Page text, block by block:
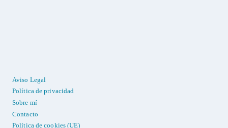
Aviso Legal
Política de privacidad
Sobre mí
Contacto
Política de cookies (UE)